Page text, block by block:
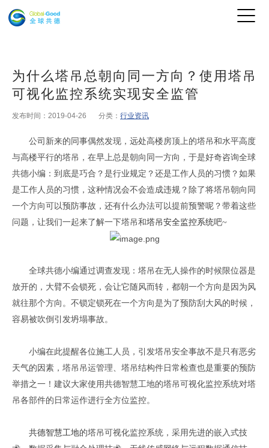
为什么塔吊总朝向同一方向？使用塔吊
可视化监控系统实现安全监管
发布时间：2019-04-26 分类： 行业资讯
公司新来的同事偶然发现，远处高楼房顶上的塔吊和水平高度
与高楼平行的塔吊，在早上总是朝向同一方向，于是好奇咨询全球
共德小编：到底是巧合？是行业规定？还是工作人员的习惯？如果
是工作人员的习惯，这种情况会不会造成违规？除了将塔吊朝向同
一个方向可以预防事故，还有什么办法可以提前预警呢？带着这些
问题，让我们一起来了解一下塔吊和塔吊安全监控系统吧~
全球共德小编通过调查发现：塔吊在无人操作的时候限位器是
放开的，大臂不会锁死，会让它随风而转，都朝一个方向是因为风
就往那个方向。不锁定锁死在一个方向是为了预防刮大风的时候，
容易被吹倒引发坍塌事故。
小编在此提醒各位施工人员，引发塔吊安全事故不是只有恶劣
天气的因素，塔吊吊运管理、塔吊结构件日常检查也是重要的预防
举措之一！建议大家使用共德智慧工地的塔吊可视化监控系统对塔
吊各部件的日常运作进行全方位监控。
共德智慧工地的塔吊可视化监控系统，采用先进的嵌入式技